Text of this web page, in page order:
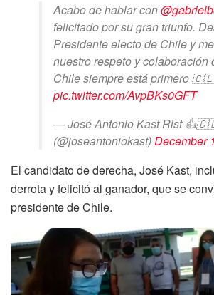
Acabo de hablar con
felicitado por su gran triunfo.
Presidente electo de Chile y
nuestro respeto y colaboración
Chile siempre está primero
pic.twitter.com/AvpBKs0GFT
— José Antonio Kast Rist
(@joseantoniokast)December
El candidato de derecha, José Kast,
derrota y felicitó al ganador, que se
presidente de Chile.